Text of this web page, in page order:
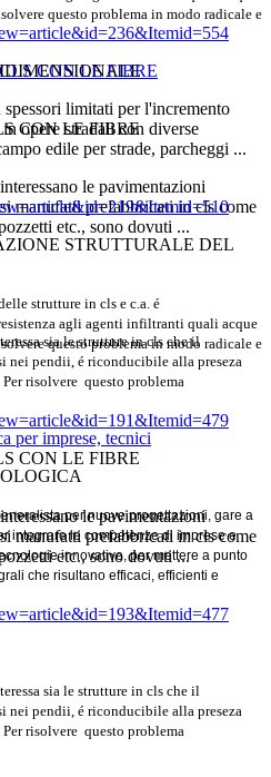
questo problema in modo radicale e
CON LE FIBRE
le pavimentazioni
manufatti prefabbricati in cls come
etc., sono dovuti ...
sia le strutture in cls che il
nei pendii, é riconducibile alla preseza
risolvere questo problema
per nuove progettazioni, gare a
integrare le competenze di imprese e
innovative, per mettere a punto
che risultano efficaci, efficienti e
limitati per l'incremento
opere stradali con diverse
edile per strade, parcheggi ...
STRUTTURALE DEL
strutture in cls e c.a. é
agli agenti infiltranti quali acque
questo problema in modo radicale e
CON LE FIBRE
le pavimentazioni
manufatti prefabbricati in cls come
etc., sono dovuti ...
sia le strutture in cls che il
nei pendii, é riconducibile alla preseza
risolvere questo problema